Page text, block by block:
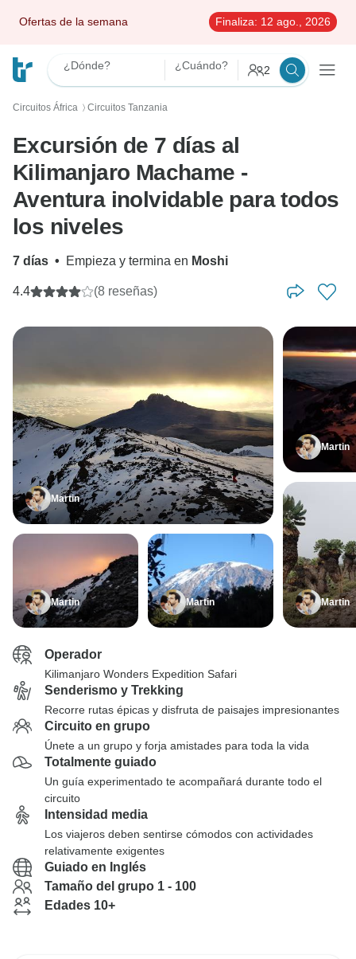
Ofertas de la semana Finaliza: 12 ago., 2026
¿Dónde? ¿Cuándo? 2
Circuitos África 〉 Circuitos Tanzania
Excursión de 7 días al
Kilimanjaro Machame -
Aventura inolvidable para todos
los niveles
7 días • Empieza y termina en Moshi
4.4 (8 reseñas)
Martin
Martin Martin
Martin
Martin
Operador
Kilimanjaro Wonders Expedition Safari
Senderismo y Trekking
Recorre rutas épicas y disfruta de paisajes impresionantes
Circuito en grupo
Únete a un grupo y forja amistades para toda la vida
Totalmente guiado
Un guía experimentado te acompañará durante todo el
circuito
Intensidad media
Los viajeros deben sentirse cómodos con actividades
relativamente exigentes
Guiado en Inglés
Tamaño del grupo 1 - 100
Edades 10+